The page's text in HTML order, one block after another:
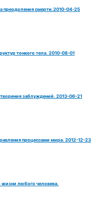
преодоления смерти.2010-04-25
тонкого тела. 2010-08-01
заблуждений. 2013-06-21
процессами мира. 2012-12-23
любого человека.